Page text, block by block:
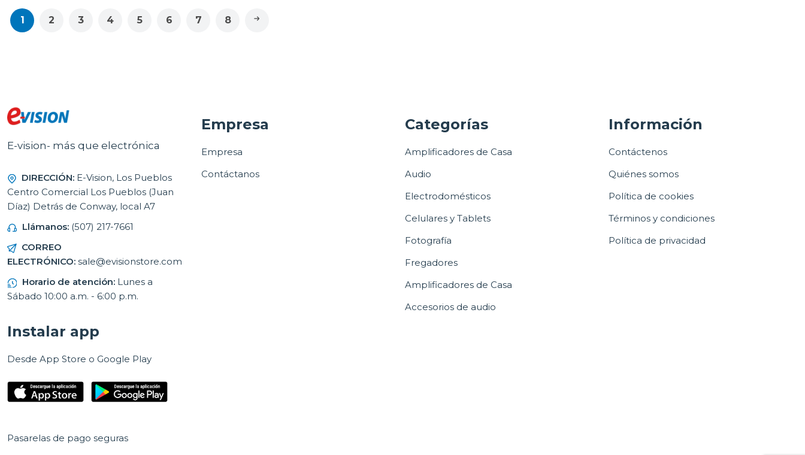
1 2 3 4 5 6 7 8
E-vision- más que electrónica
DIRECCIÓN: E-Vision, Los Pueblos
Centro Comercial Los Pueblos (Juan
Díaz) Detrás de Conway, local A7
Llámanos: (507) 217-7661
CORREO
ELECTRÓNICO: sale@evisionstore.com
Horario de atención: Lunes a
Sábado 10:00 a.m. - 6:00 p.m.
Empresa
Empresa
Contáctanos
Categorías
Amplificadores de Casa
Audio
Electrodomésticos
Celulares y Tablets
Fotografía
Fregadores
Amplificadores de Casa
Accesorios de audio
Información
Contáctenos
Quiénes somos
Política de cookies
Términos y condiciones
Política de privacidad
Instalar app
Desde App Store o Google Play
Pasarelas de pago seguras